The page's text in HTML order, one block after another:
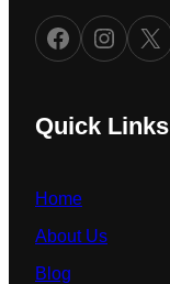
Facebook Instagram X
Quick Links
Home
About Us
Blog